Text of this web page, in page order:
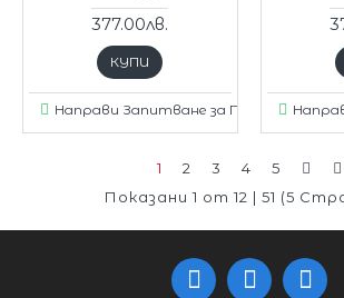
377.00лв.
КУПИ
Направи Запитване за Продукт
1 2 3 4
5
Показани 1 от 12 | 51 (5